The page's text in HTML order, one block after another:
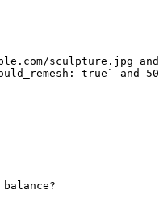
sculpture.jpg